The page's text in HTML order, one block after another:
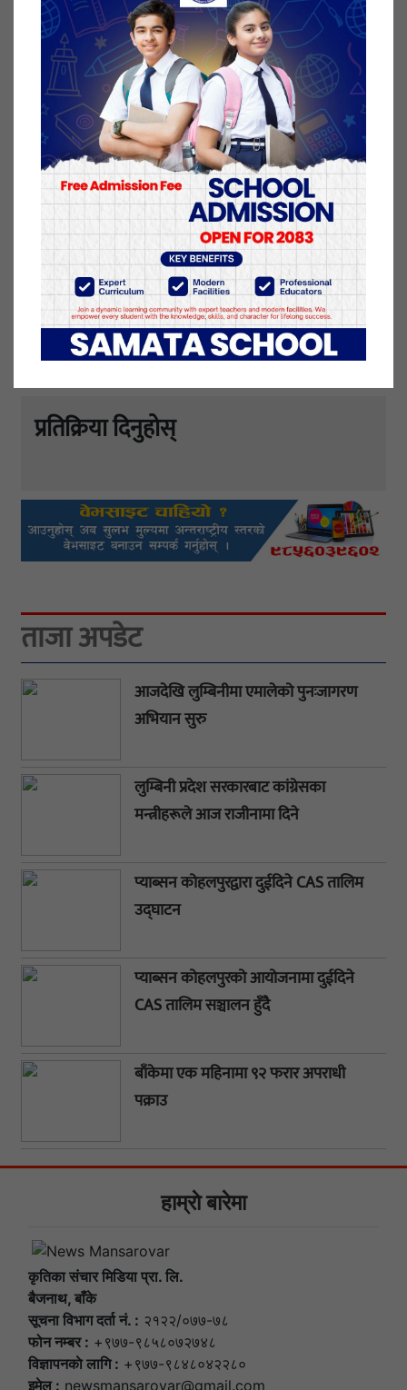
प्रस्तुत नीति तथा कार्यक्रम सर्वसम्मत रुपले पारित भएको छ ।
प्रस्तुत नीति तथा कार्यक्रममा शिक्षा, स्वास्थ्य, कृषि, पशुपंक्षी
विकास, पर्यटन, खेलकुद, रोजगार, उद्योग, ब्यवसाय
लगायतलाई प्राथमिकतामा राखिएको छ ।
१० असार २०८२, मंगलवार प्रकाशित
यो खबर पढेर तपाईलाई कस्तो महसुस भयो
?
प्रतिक्रिया दिनुहोस्
ताजा अपडेट
आजदेखि लुम्बिनीमा एमालेको पुनःजागरण
अभियान सुरु
लुम्बिनी प्रदेश सरकारबाट कांग्रेसका
मन्त्रीहरूले आज राजीनामा दिने
प्याब्सन कोहलपुरद्वारा दुईदिने CAS तालिम
उद्घाटन
प्याब्सन कोहलपुरको आयोजनामा दुईदिने
CAS तालिम सञ्चालन हुँदै
बाँकेमा एक महिनामा ९२ फरार अपराधी
पक्राउ
हाम्राे बारेमा
कृतिका संचार मिडिया प्रा. लि.
बैजनाथ, बाँके
सूचना विभाग दर्ता नं. : २१२२/०७७-७८
फोन नम्बर : +९७७-९८५८०७२७४८
विज्ञापनकाे लागि : +९७७-९८४८०४२२८०
इमेल : newsmansarovar@gmail.com